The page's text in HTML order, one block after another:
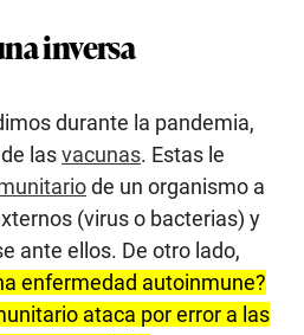
inversa
durante la pandemia,
lasvacunas. Estas le
de un organismo a
(virus o bacterias) y
ante ellos. De otro lado,
enfermedad autoinmune?
ataca por error a las